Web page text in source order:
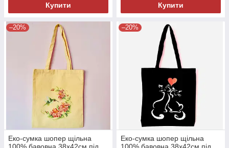
Купити Купити
–20%
Еко-сумка шопер щільна
100% бавовна 38х42см під
–20%
Еко-сумка шопер щільна
100% бавовна 38х42см під